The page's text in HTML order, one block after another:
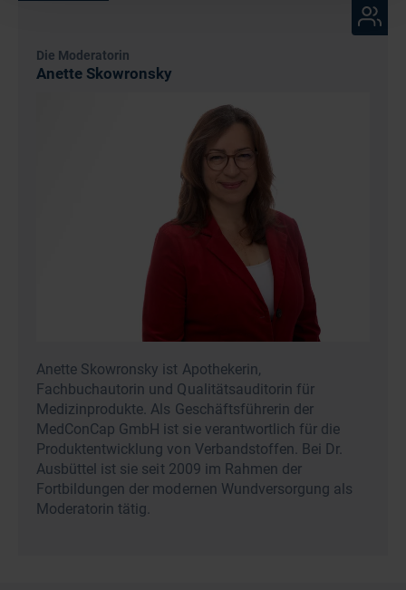
Die Moderatorin
Anette Skowronsky
Anette Skowronsky ist Apothekerin,
Fachbuchautorin und Qualitätsauditorin für
Medizinprodukte. Als Geschäftsführerin der
MedConCap GmbH ist sie verantwortlich für die
Produktentwicklung von Verbandstoffen. Bei Dr.
Ausbüttel ist sie seit 2009 im Rahmen der
Fortbildungen der modernen Wundversorgung als
Moderatorin tätig.